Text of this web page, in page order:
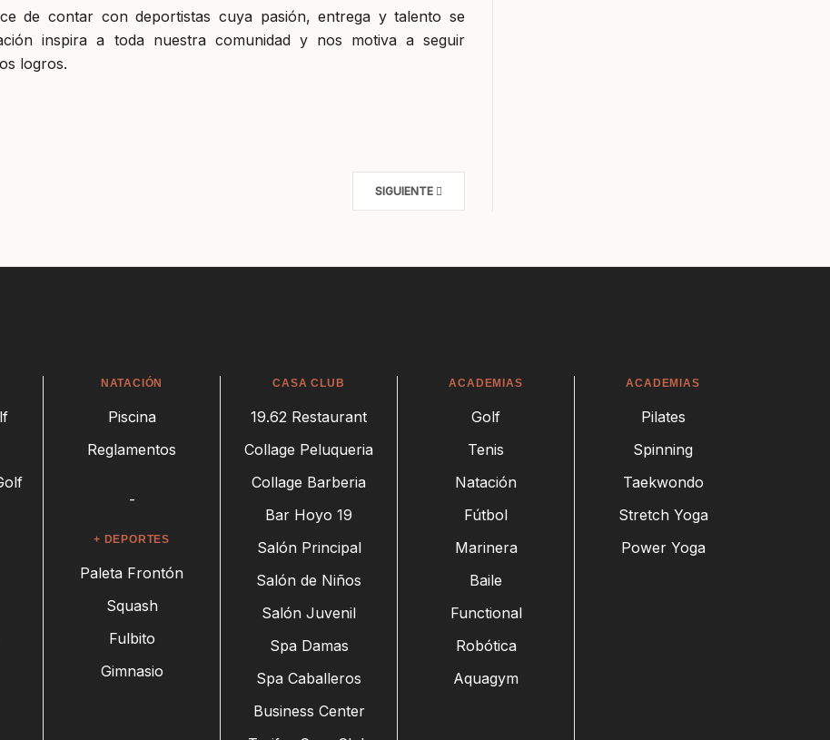
de contar con deportistas cuya pasión, entrega y talento se
inspira a toda nuestra comunidad y nos motiva a seguir
logros.
SIGUIENTE
NATACIÓN
Piscina
Reglamentos
-
+ DEPORTES
Paleta Frontón
Squash
Fulbito
Gimnasio
CASA CLUB
19.62 Restaurant
Collage Peluqueria
Collage Barberia
Bar Hoyo 19
Salón Principal
Salón de Niños
Salón Juvenil
Spa Damas
Spa Caballeros
Business Center
ACADEMIAS
Golf
Tenis
Natación
Fútbol
Marinera
Baile
Functional
Robótica
Aquagym
ACADEMIAS
Pilates
Spinning
Taekwondo
Stretch Yoga
Power Yoga